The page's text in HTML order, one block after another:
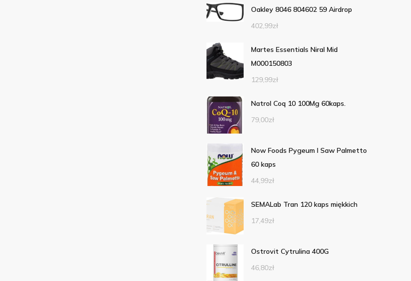
Oakley 8046 804602 59 Airdrop
402,99zł
Martes Essentials Niral Mid
M000150803
129,99zł
Natrol Coq 10 100Mg 60kaps.
79,00zł
Now Foods Pygeum I Saw Palmetto
60 kaps
44,99zł
SEMALab Tran 120 kaps miękkich
17,49zł
Ostrovit Cytrulina 400G
46,80zł